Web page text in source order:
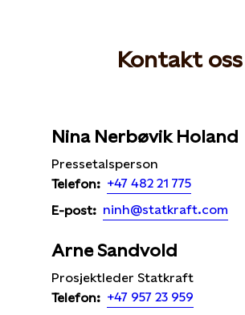
Kontakt oss
Nina Nerbøvik Holand
Pressetalsperson
Telefon: +47 482 21 775
E-post: ninh@statkraft.com
Arne Sandvold
Prosjektleder Statkraft
Telefon: +47 957 23 959